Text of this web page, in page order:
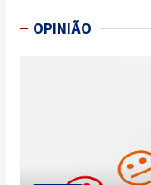
OPINIÃO